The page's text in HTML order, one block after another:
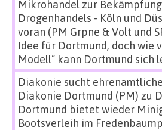
Mikrohandel zur
Drogenhandels - Köln und
voran (PM Grpne & Volt und
Idee für Dortmund, doch wie
Modell“ kann Dortmund sich
Diakonie sucht
Diakonie Dortmund (PM) zu
Dortmund bietet wieder
Bootsverleih im